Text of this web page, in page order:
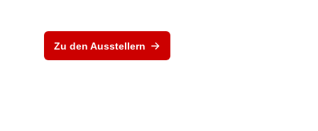
Zu den Ausstellern